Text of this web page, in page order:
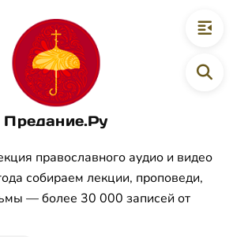
Предание.Ру
православного аудио и видео
собираем лекции, проповеди,
— более 30 000 записей от